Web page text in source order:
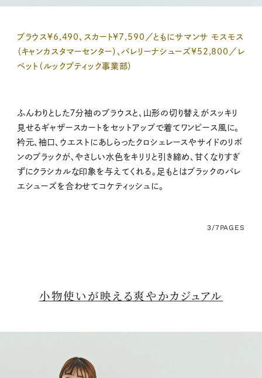
ブラウス¥6,490、スカート¥7,590／ともにサマンサ モスモス
（キャンカスタマーセンター）、バレリーナシューズ¥52,800／レ
ペット（ルックブティック事業部）
ふんわりとした７分袖のブラウスと、山形の切り替えがスッキリ
見せるギャザースカートをセットアップで着てワンピース風に。
衿元、袖口、ウエストにあしらったクロシェレースやサイドのリボ
ンのブラックが、やさしい水色をキリリと引き締め、甘くなりすぎ
ずにクラシカルな印象を与えてくれる。足もとはブラックのバレ
エシューズを合わせてコケティッシュに。
3/7PAGES
小物使いが映える爽やかカジュアル